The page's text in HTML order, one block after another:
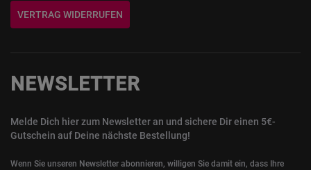
VERTRAG WIDERRUFEN
NEWSLETTER
Melde Dich hier zum Newsletter an und sichere Dir einen 5€-
Gutschein auf Deine nächste Bestellung!
Wenn Sie unseren Newsletter abonnieren, willigen Sie damit ein, dass Ihre